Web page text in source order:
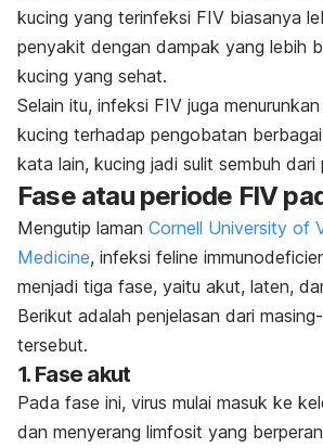
kucing yang terinfeksi FIV biasanya
penyakit dengan dampak yang lebih
kucing yang sehat.
Selain itu, infeksi FIV juga
kucing terhadap pengobatan
kata lain, kucing jadi sulit sembuh dari
Fase atau periode FIV
Mengutip laman Cornell University of
Medicine, infeksi feline
menjadi tiga fase, yaitu akut, laten,
Berikut adalah penjelasan dari
tersebut.
1. Fase akut
Pada fase ini, virus mulai masuk ke
dan menyerang limfosit yang